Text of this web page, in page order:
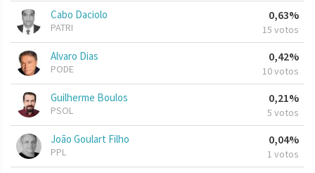
Cabo Daciolo
PATRI
0,63%
15 votos
Alvaro Dias
PODE
0,42%
10 votos
Guilherme Boulos
PSOL
0,21%
5 votos
João Goulart Filho
PPL
0,04%
1 votos